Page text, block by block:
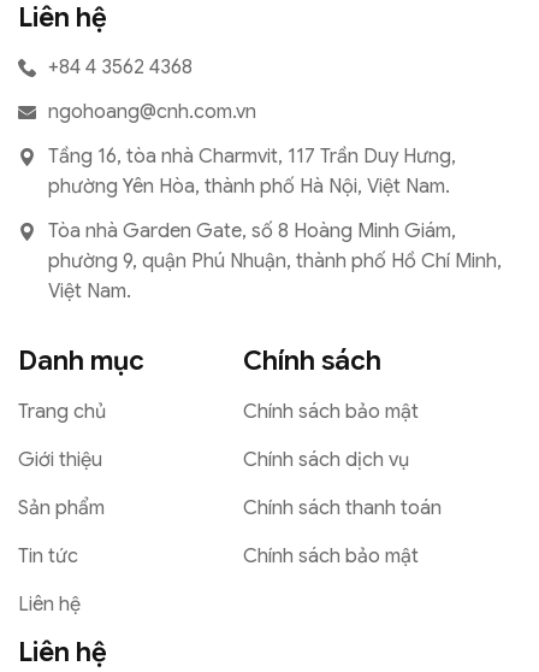
Liên hệ
+84 4 3562 4368
ngohoang@cnh.com.vn
Tầng 16, tòa nhà Charmvit, 117 Trần Duy Hưng,
phường Yên Hòa, thành phố Hà Nội, Việt Nam.
Tòa nhà Garden Gate, số 8 Hoàng Minh Giám,
phường 9, quận Phú Nhuận, thành phố Hồ Chí Minh,
Việt Nam.
Danh mục
Trang chủ
Giới thiệu
Sản phẩm
Tin tức
Liên hệ
Chính sách
Chính sách bảo mật
Chính sách dịch vụ
Chính sách thanh toán
Chính sách bảo mật
Liên hệ